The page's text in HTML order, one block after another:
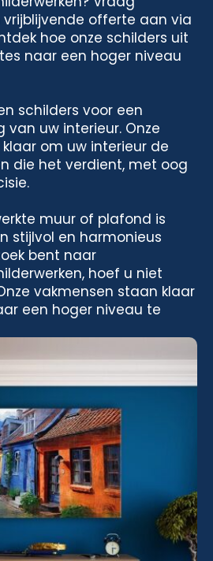
offerte aan via
hoe onze schilders uit
naar een hoger niveau
schilders voor een
uw interieur. Onze
om uw interieur de
die het verdient, met oog
muur of plafond is
stijlvol en harmonieus
bent naar
hoef u niet
vakmensen staan klaar
een hoger niveau te